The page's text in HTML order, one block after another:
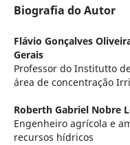
Biografia do Autor
Flávio Gonçalves
Gerais
Professor do Institutto
área de concentração
Roberth Gabriel Nobre
Engenheiro agrícola e
recursos hídricos